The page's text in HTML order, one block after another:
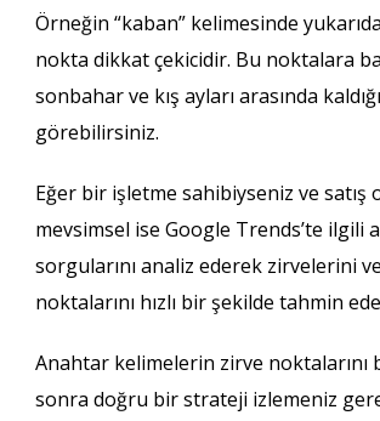
Örneğin “kaban” kelimesinde
nokta dikkat çekicidir. Bu noktalara
sonbahar ve kış ayları arasında
görebilirsiniz.
Eğer bir işletme sahibiyseniz ve satış
mevsimsel ise Google Trends’te ilgili
sorgularını analiz ederek zirvelerini
noktalarını hızlı bir şekilde tahmin
Anahtar kelimelerin zirve noktalarını
sonra doğru bir strateji izlemeniz